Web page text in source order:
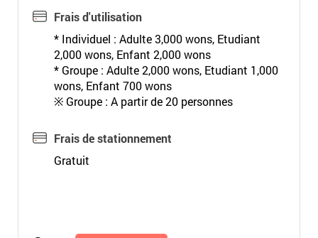
Frais d'utilisation
* Individuel : Adulte 3,000 wons, Etudiant
2,000 wons, Enfant 2,000 wons
* Groupe : Adulte 2,000 wons, Etudiant 1,000
wons, Enfant 700 wons
※ Groupe : A partir de 20 personnes
Frais de stationnement
Gratuit